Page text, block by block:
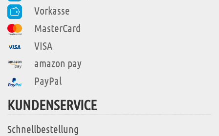
Vorkasse
MasterCard
VISA
amazon pay
PayPal
KUNDENSERVICE
Schnellbestellung